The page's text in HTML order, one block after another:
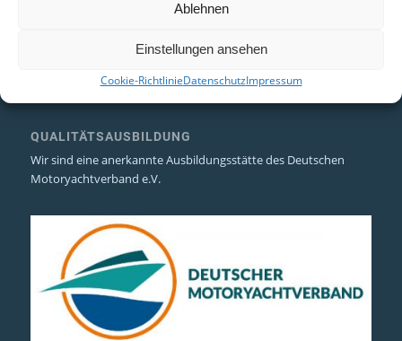
Ablehnen
Einstellungen ansehen
Cookie-RichtlinieDatenschutzImpressum
QUALITÄTSAUSBILDUNG
Wir sind eine anerkannte Ausbildungsstätte des Deutschen
Motoryachtverband e.V.